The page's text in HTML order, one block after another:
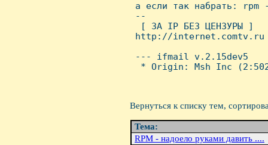
а если так набрать: rpm
--
  [ ЗА IP БЕЗ ЦЕHЗУРЫ ]
http://internet.comtv.ru
--- ifmail v.2.15dev5
* Origin: Msh Inc
Вернуться к списку тем,
Тема:
RPM - надоело руками давить ....